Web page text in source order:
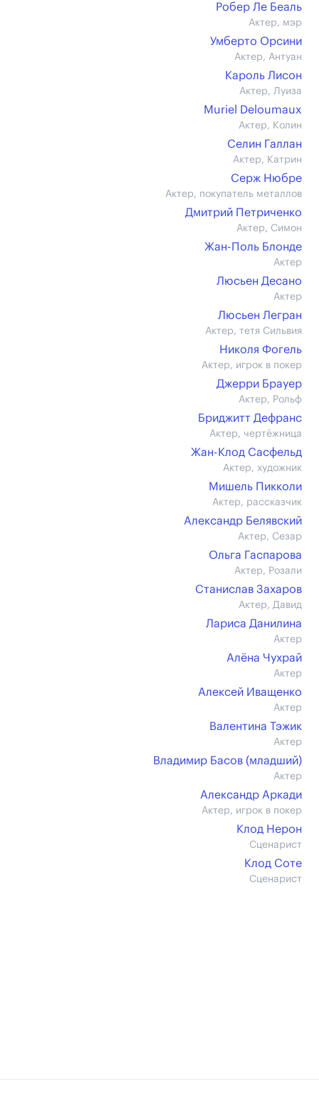
Робер Ле Беаль
Актер, мэр
Умберто Орсини
Актер, Антуан
Кароль Лисон
Актер, Луиза
Muriel Deloumaux
Актер, Колин
Селин Галлан
Актер, Катрин
Серж Нюбре
Актер, покупатель металлов
Дмитрий Петриченко
Актер, Симон
Жан-Поль Блонде
Актер
Люсьен Десано
Актер
Люсьен Легран
Актер, тетя Сильвия
Николя Фогель
Актер, игрок в покер
Джерри Брауер
Актер, Рольф
Бриджитт Дефранс
Актер, чертёжница
Жан-Клод Сасфельд
Актер, художник
Мишель Пикколи
Актер, рассказчик
Александр Белявский
Актер, Сезар
Ольга Гаспарова
Актер, Розали
Станислав Захаров
Актер, Давид
Лариса Данилина
Актер
Алёна Чухрай
Актер
Алексей Иващенко
Актер
Валентина Тэжик
Актер
Владимир Басов (младший)
Актер
Александр Аркади
Актер, игрок в покер
Клод Нерон
Сценарист
Клод Соте
Сценарист